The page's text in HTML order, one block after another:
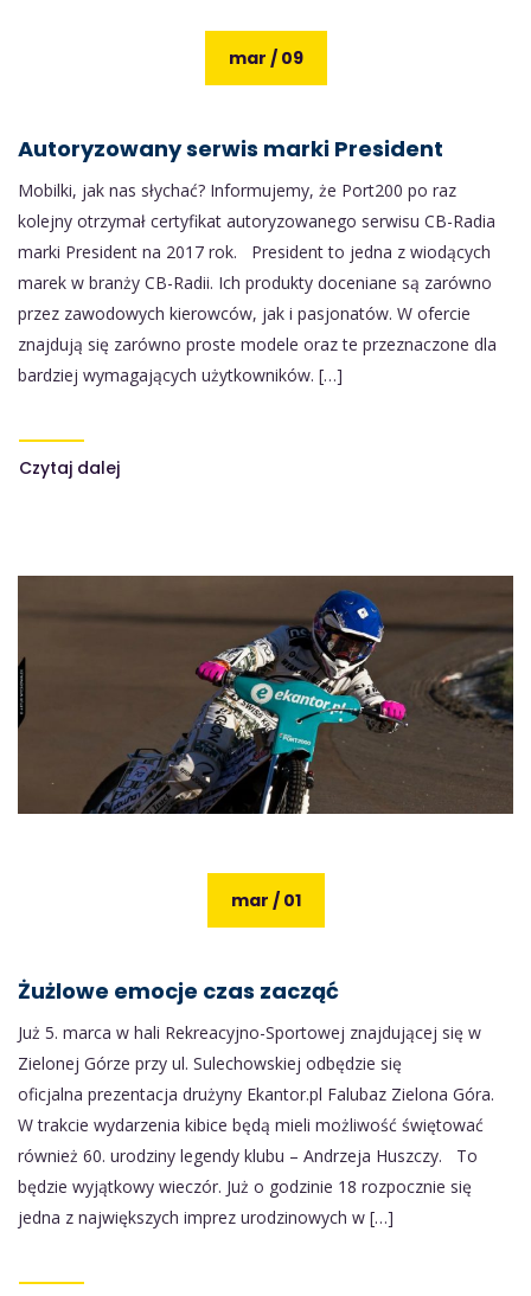
mar / 09
Autoryzowany serwis marki President
Mobilki, jak nas słychać? Informujemy, że Port200 po raz
kolejny otrzymał certyfikat autoryzowanego serwisu CB-Radia
marki President na 2017 rok. President to jedna z wiodących
marek w branży CB-Radii. Ich produkty doceniane są zarówno
przez zawodowych kierowców, jak i pasjonatów. W ofercie
znajdują się zarówno proste modele oraz te przeznaczone dla
bardziej wymagających użytkowników. […]
Czytaj dalej
mar / 01
Żużlowe emocje czas zacząć
Już 5. marca w hali Rekreacyjno-Sportowej znajdującej się w
Zielonej Górze przy ul. Sulechowskiej odbędzie się
oficjalna prezentacja drużyny Ekantor.pl Falubaz Zielona Góra.
W trakcie wydarzenia kibice będą mieli możliwość świętować
również 60. urodziny legendy klubu – Andrzeja Huszczy. To
będzie wyjątkowy wieczór. Już o godzinie 18 rozpocznie się
jedna z największych imprez urodzinowych w […]